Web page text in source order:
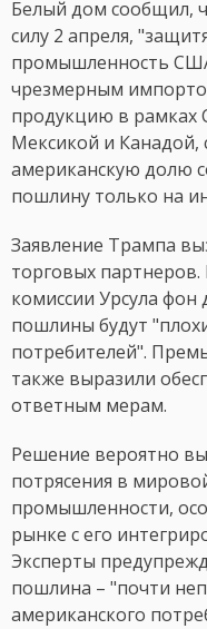
Белый дом сообщил,
силу 2 апреля,
промышленность
чрезмерным
продукцию в
Мексикой и Канадой,
американскую долю
пошлину только на
Заявление Трампа
торговых
комиссии Урсула фон
пошлины будут
потребителей".
также выразили
ответным мерам.
Решение вероятно
потрясения в
промышленности,
рынке с его
Эксперты
пошлина – "почти
американского